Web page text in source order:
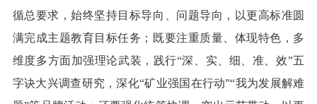
循总要求，始终坚持目标导向、问题导向，以更高标准圆
满完成主题教育目标任务；既要注重质量、体现特色，多
维度多方面加强理论武装，践行“深、实、细、准、效”五
字诀大兴调查研究，深化“矿业强国在行动”“我为发展解难